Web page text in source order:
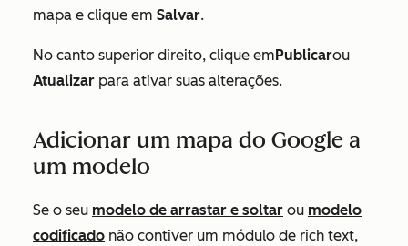
mapa e clique em Salvar.
No canto superior direito, clique em Publicarou
Atualizar para ativar suas alterações.
Adicionar um mapa do Google a
um modelo
Se o seu modelo de arrastar e soltar ou modelo
codificado não contiver um módulo de rich text,